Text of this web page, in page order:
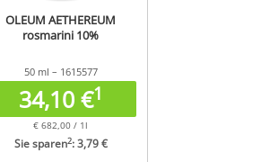
OLEUM AETHEREUM
rosmarini 10%
50 ml – 1615577
34,10 €1
€ 682,00 / 1l
Sie sparen2: 3,79 €